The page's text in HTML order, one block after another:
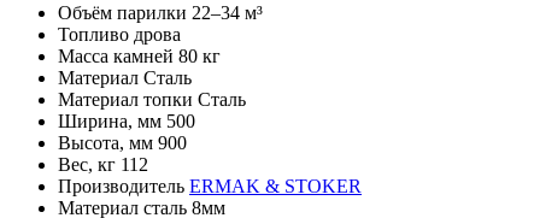
Объём парилки 22–34 м³
Топливо дрова
Масса камней 80 кг
Материал Сталь
Материал топки Сталь
Ширина, мм 500
Высота, мм 900
Вес, кг 112
Производитель ERMAK & STOKER
Материал сталь 8мм